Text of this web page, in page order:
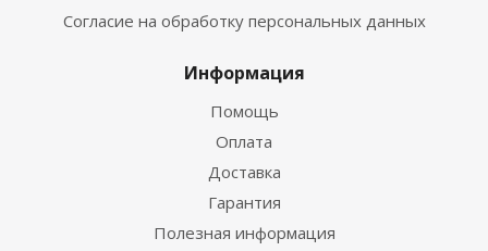
Согласие на обработку персональных данных
Информация
Помощь
Оплата
Доставка
Гарантия
Полезная информация